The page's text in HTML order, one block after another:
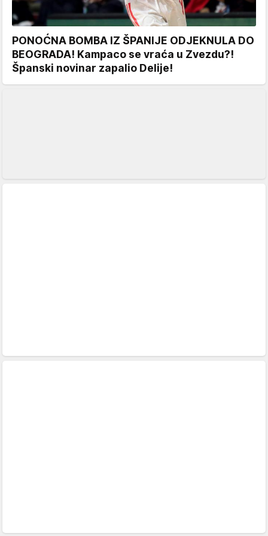
PONOĆNA BOMBA IZ ŠPANIJE ODJEKNULA DO
BEOGRADA! Kampaco se vraća u Zvezdu?!
Španski novinar zapalio Delije!